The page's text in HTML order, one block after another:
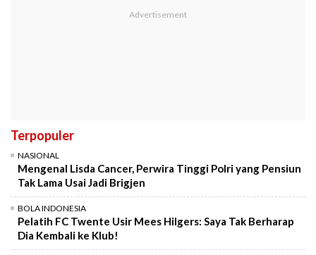
Terpopuler
NASIONAL
Mengenal Lisda Cancer, Perwira Tinggi Polri yang Pensiun
Tak Lama Usai Jadi Brigjen
BOLA INDONESIA
Pelatih FC Twente Usir Mees Hilgers: Saya Tak Berharap
Dia Kembali ke Klub!